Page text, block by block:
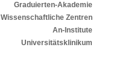
Graduierten-Akademie
Wissenschaftliche Zentren
An-Institute
Universitätsklinikum